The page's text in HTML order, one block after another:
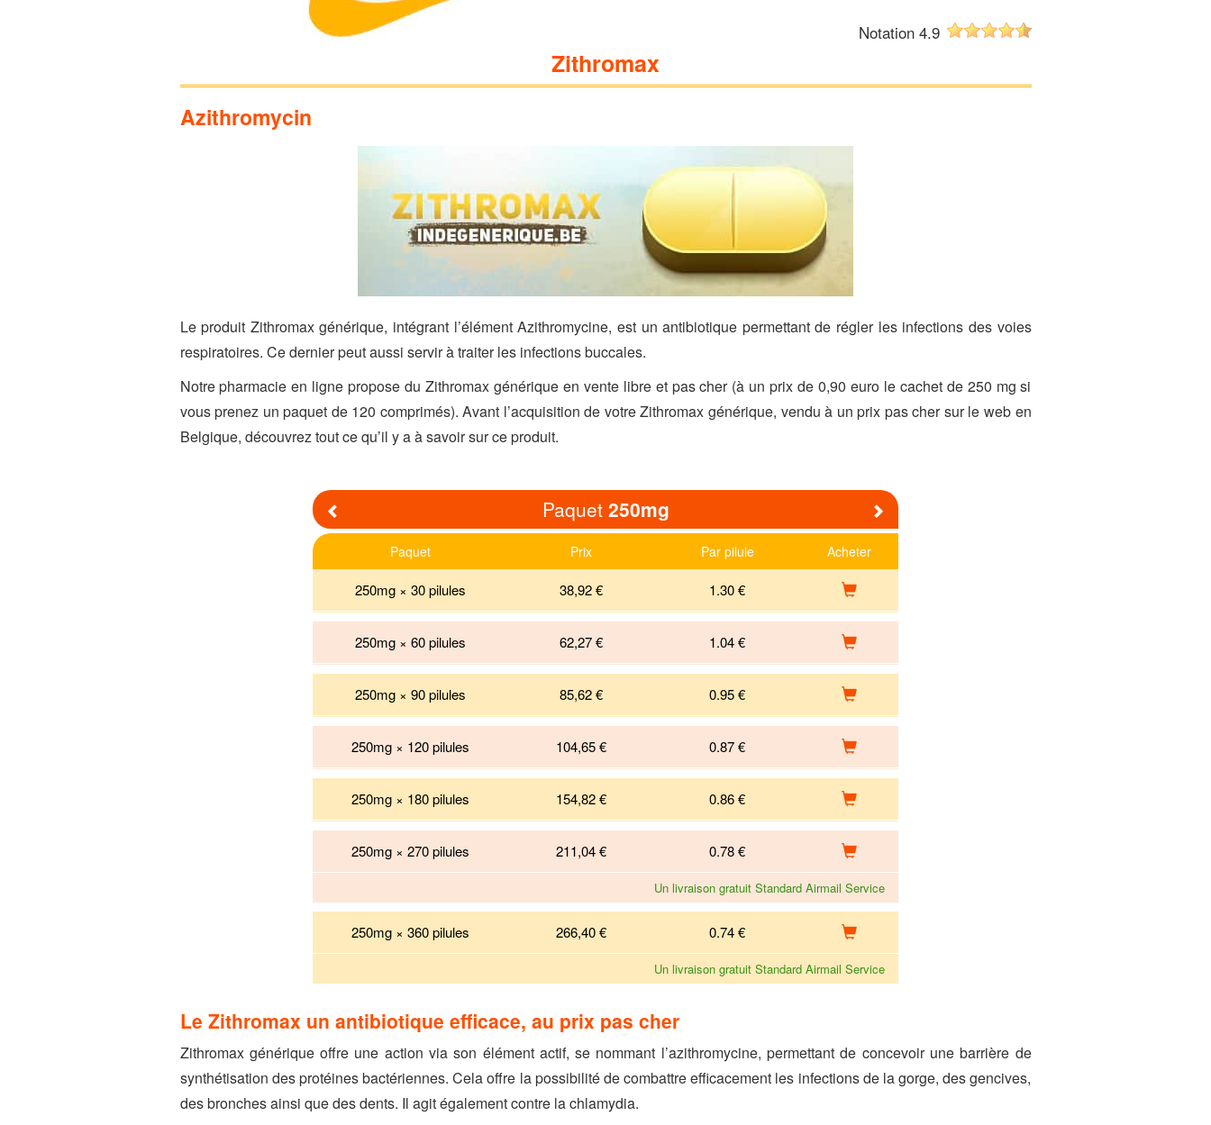
Zithromax
Azithromycin
Le produit Zithromax générique, intégrant l’élément Azithromycine, est un antibiotique permettant de régler les infections des voies
respiratoires. Ce dernier peut aussi servir à traiter les infections buccales.
Notre pharmacie en ligne propose du Zithromax générique en vente libre et pas cher (à un prix de 0,90 euro le cachet de 250 mg si
vous prenez un paquet de 120 comprimés). Avant l’acquisition de votre Zithromax générique, vendu à un prix pas cher sur le web en
Belgique, découvrez tout ce qu’il y a à savoir sur ce produit.
Notation 4.9
Next
Paquet250mg
Paquet Prix Par pilule Acheter
250mg × 30 pilules 38,92 € 1.30 €
250mg × 60 pilules 62,27 € 1.04 €
250mg × 90 pilules 85,62 € 0.95 €
250mg × 120 pilules 104,65 € 0.87 €
250mg × 180 pilules 154,82 € 0.86 €
250mg × 270 pilules 211,04 € 0.78 €
Un livraison gratuit Standard Airmail Service
250mg × 360 pilules 266,40 € 0.74 €
Un livraison gratuit Standard Airmail Service
Le Zithromax un antibiotique efficace, au prix pas cher
Zithromax générique offre une action via son élément actif, se nommant l’azithromycine, permettant de concevoir une barrière de
synthétisation des protéines bactériennes. Cela offre la possibilité de combattre efficacement les infections de la gorge, des gencives,
des bronches ainsi que des dents. Il agit également contre la chlamydia.